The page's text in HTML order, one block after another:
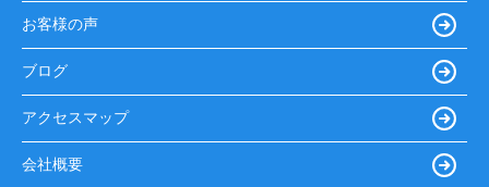
お客様の声
ブログ
アクセスマップ
会社概要